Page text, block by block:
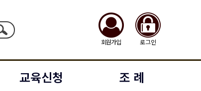
회원가입 로그인
교육신청 조 례